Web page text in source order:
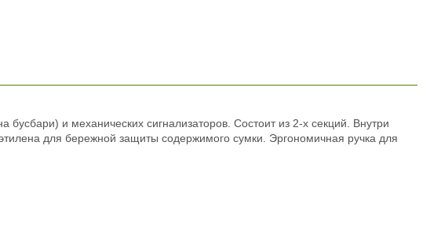
и механических сигнализаторов. Состоит из 2-х секций. Внутри
для бережной защиты содержимого сумки. Эргономичная ручка для